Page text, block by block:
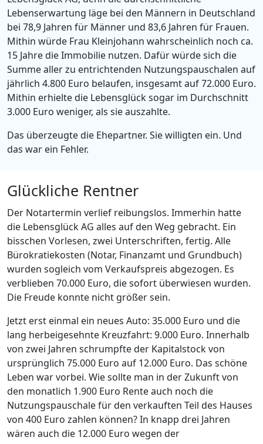
Lebenserwartung läge bei den Männern in Deutschland
bei 78,9 Jahren für Männer und 83,6 Jahren für Frauen.
Mithin würde Frau Kleinjohann wahrscheinlich noch ca.
15 Jahre die Immobilie nutzen. Dafür würde sich die
Summe aller zu entrichtenden Nutzungspauschalen auf
jährlich 4.800 Euro belaufen, insgesamt auf 72.000 Euro.
Mithin erhielte die Lebensglück sogar im Durchschnitt
3.000 Euro weniger, als sie auszahlte.
Das überzeugte die Ehepartner. Sie willigten ein. Und
das war ein Fehler.
Glückliche Rentner
Der Notartermin verlief reibungslos. Immerhin hatte
die Lebensglück AG alles auf den Weg gebracht. Ein
bisschen Vorlesen, zwei Unterschriften, fertig. Alle
Bürokratiekosten (Notar, Finanzamt und Grundbuch)
wurden sogleich vom Verkaufspreis abgezogen. Es
verblieben 70.000 Euro, die sofort überwiesen wurden.
Die Freude konnte nicht größer sein.
Jetzt erst einmal ein neues Auto: 35.000 Euro und die
lang herbeigesehnte Kreuzfahrt: 9.000 Euro. Innerhalb
von zwei Jahren schrumpfte der Kapitalstock von
ursprünglich 75.000 Euro auf 12.000 Euro. Das schöne
Leben war vorbei. Wie sollte man in der Zukunft von
den monatlich 1.900 Euro Rente auch noch die
Nutzungspauschale für den verkauften Teil des Hauses
von 400 Euro zahlen können? In knapp drei Jahren
wären auch die 12.000 Euro wegen der